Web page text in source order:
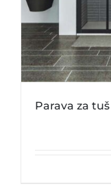
Parava za